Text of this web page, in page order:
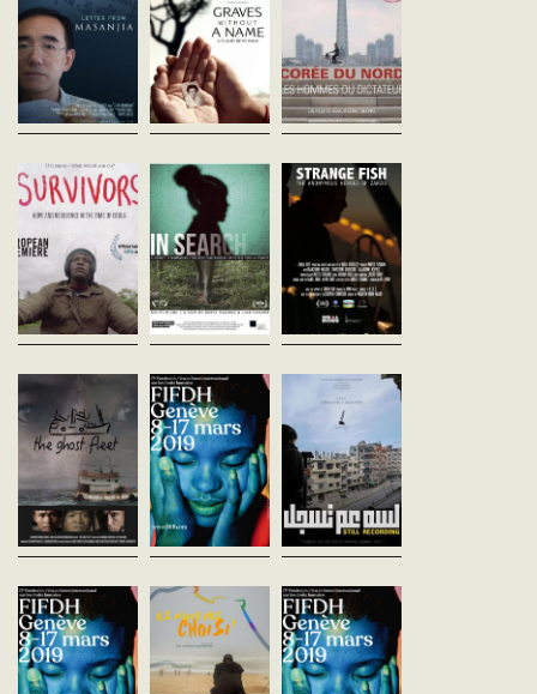
La découverte d’une lettre
SOS cachée dans des objets «
made in China » achetés en
Oregon, va déclencher une
incroyable réaction en chaîne.
« J’ai fait ce voyage pour
m’asseoir avec les morts... »
Rithy Panh dresse depuis 30
ans une puissante fresque
consacrée au génocide
cambodgien,...
menée sur plusieurs
pour comprendre le
financement secret du
programme nucléaire
coréen. Révélant l’...
Survivors
Banker White
vost - 84'
Un collectif de cinéastes du
Sierra Leone ont suivi le
quotidien d’un groupe de
secouristes durant la crise
d’Ebola en 2014. En mettant
en lumière...
In Search
Beryl Magoko
vost - 90'
Poussée par la pression de
ses pairs, la réalisatrice
kenyane Beryl Magoko a été
excisée alors qu’elle était
jeune fille. Pensant qu’il s’...
Strange Fish
Giulia Bertoluzzi
vost - 55'
Quel effet peut avoir la
d’un cadavre flottant
l’eau comme un étrange
poisson ? À travers les
des héros anonymes de
Zarzis, village...
Ghost Fleet
Jeffrey Waldron
vost - 88'
Savez-vous d'où viennent les
crevettes que vous achetez
au supermarché ? Si c'est
l’Asie du Sud-Est, elles ont
peut-être été pêchées par
des...
Dick Marty, un cri
pour la justice
Suisse - 2018
Après le 11 septembre, la CIA
signe des accords secrets
avec plusieurs États
européens qui autorisent
l’enlèvement et la torture
d’islamistes...
Still
Ghiath Ayoub
vost - 123'
entraîne à la rencontre de
Saeed et Milad, qui ont
installé pendant quatre
leur...
Mossoul après la
guerre
France - 2019
vost - 52'
Le 10 Juillet 2017, après 9
mois de combats, Mossoul,
la deuxième ville d’Irak, est
Ils n'ont pas
choisi !
Burkina Faso - 2018
vofr - 53'
L’homosexualité reste un
sujet délicat sur le continent
africain. S’agit-il d’une
La virilité
Cécile Denjean
vost - 71'
Prononcez le mot «
écoutez les hommes
Qu'en pensent-ils ? En
valorisant la force, le